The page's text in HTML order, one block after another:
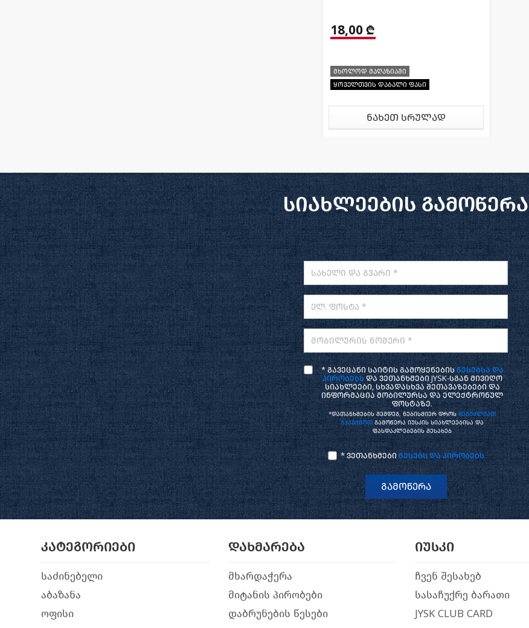
18,00 ₾
მხოლოდ მაღაზიაში
ყოველთვის დაბალი ფასი
ნახეთ სრულად
სიახლეების გამოწერა
სახელი და გვარი *
ელ. ფოსტა *
მობილურის ნომერი *
* გავეცანი საიტის გამოყენებისწესებსა და
პირობებსდა ვეთანხმები JYSK-სგან მივიღო
სიახლეები, სხვადასხვა შეთავაზებები და
ინფორმაცია მობილურსა და ელექტრონულ
ფოსტაზე.
*დათანხმების შემდეგ, ნებისმიერ დროსშეგიძლიათ
გააუქმოთ გამოწერა იუსკის სიახლეებისა და
ფასდაკლებების შესახებ
* ვეთანხმებიწესებს და პირობებს
გამოწერა
კატეგორიები
საძინებელი
აბაზანა
ოფისი
დახმარება
მხარდაჭერა
მიტანის პირობები
დაბრუნების წესები
იუსკი
ჩვენ შესახებ
სასაჩუქრე ბარათი
JYSK CLUB CARD